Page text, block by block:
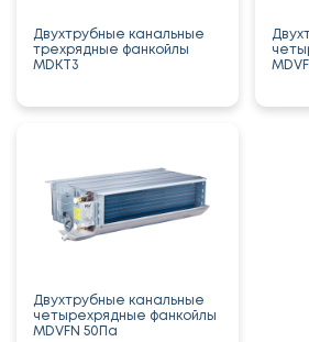
Двухтрубные канальные
трехрядные фанкойлы
MDKT3
Двухтрубные канальные
четырехрядные фанкойлы
MDVFN 50Па